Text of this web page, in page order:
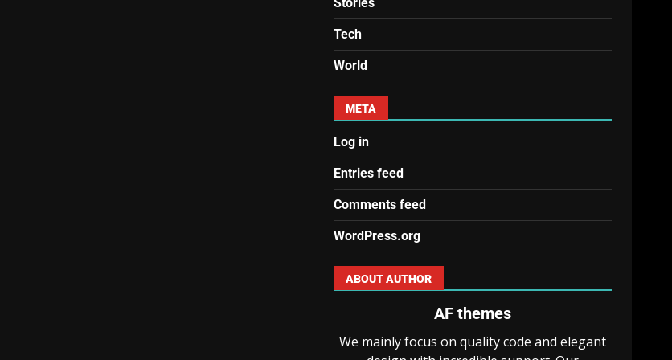
Tech
World
META
Log in
Entries feed
Comments feed
WordPress.org
ABOUT AUTHOR
AF themes
We mainly focus on quality code and elegant